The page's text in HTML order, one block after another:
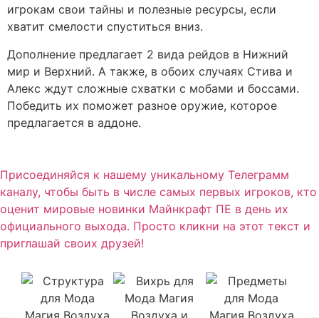
игрокам свои тайны и полезные ресурсы, если
хватит смелости спуститься вниз.
Дополнение предлагает 2 вида рейдов в Нижний
мир и Верхний. А также, в обоих случаях Стива и
Алекс ждут сложные схватки с мобами и боссами.
Победить их поможет разное оружие, которое
предлагается в аддоне.
Присоединяйся к нашему уникальному Телеграмм
каналу, чтобы быть в числе самых первых игроков, кто
оценит мировые новинки Майнкрафт ПЕ в день их
официального выхода. Просто кликни на этот текст и
приглашай своих друзей!